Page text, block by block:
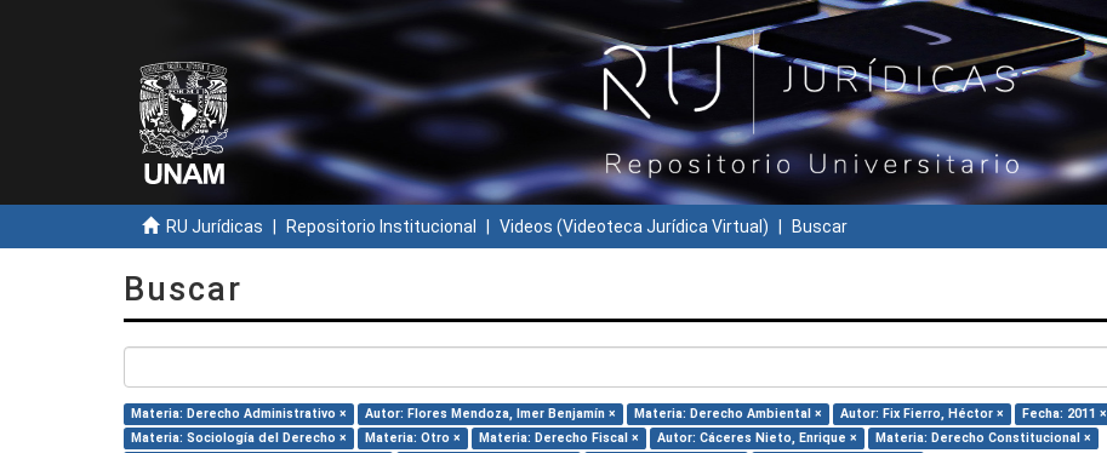
RU Jurídicas Repositorio Institucional Videos (Videoteca Jurídica Virtual) Buscar
Buscar
Materia: Derecho Administrativo × Autor: Flores Mendoza, Imer Benjamín × Materia: Derecho Ambiental × Autor: Fix Fierro, Héctor ×
Fecha: 2011 ×
Materia: Sociología del Derecho ×
Materia: Otro × Materia: Derecho Fiscal × Autor: Cáceres Nieto, Enrique ×
Materia: Derecho Constitucional ×